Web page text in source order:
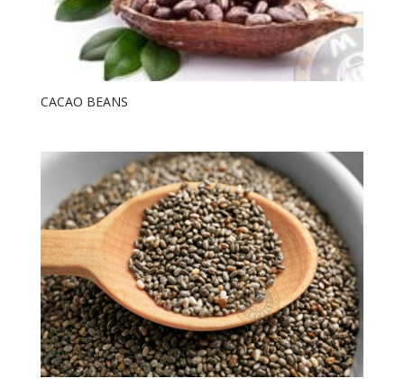
CACAO BEANS